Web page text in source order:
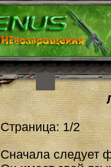
Страница: 1/2
Сначала следует